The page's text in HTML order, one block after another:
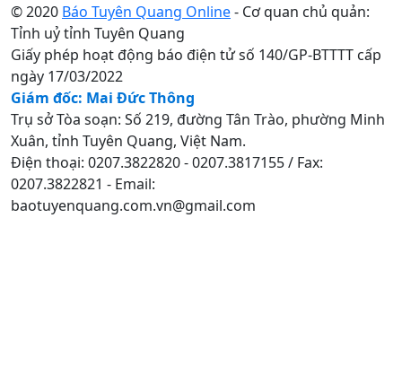
© 2020 Báo Tuyên Quang Online- Cơ quan chủ quản:
Tỉnh uỷ tỉnh Tuyên Quang
Giấy phép hoạt động báo điện tử số 140/GP-BTTTT cấp
ngày 17/03/2022
Giám đốc: Mai Đức Thông
Trụ sở Tòa soạn: Số 219, đường Tân Trào, phường Minh
Xuân, tỉnh Tuyên Quang, Việt Nam.
Điện thoại: 0207.3822820 - 0207.3817155 / Fax:
0207.3822821 - Email:
baotuyenquang.com.vn@gmail.com